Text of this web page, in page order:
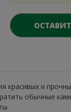
красивых и
обычные